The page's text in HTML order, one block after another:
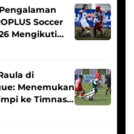
Soccer
Mengikuti
di
Menemukan
ke Timnas